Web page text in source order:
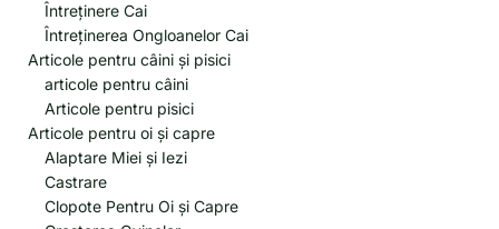
Întreținere Cai
Întreținerea Ongloanelor Cai
Articole pentru câini și pisici
articole pentru câini
Articole pentru pisici
Articole pentru oi și capre
Alaptare Miei și Iezi
Castrare
Clopote Pentru Oi și Capre